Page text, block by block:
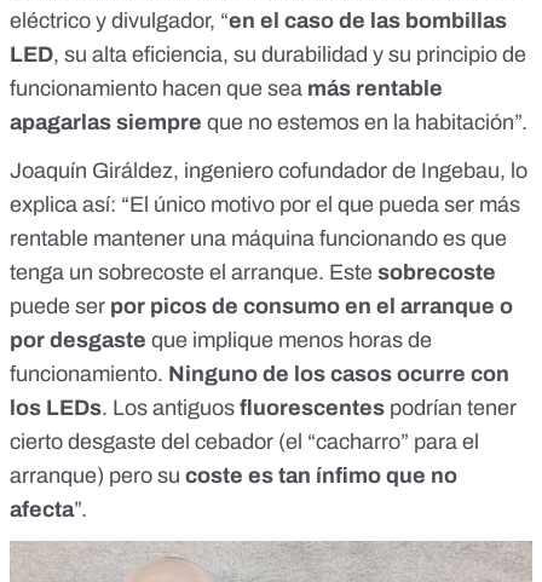
eléctrico y divulgador, “en el caso de las bombillas
LED, su alta eficiencia, su durabilidad y su principio de
funcionamiento hacen que sea más rentable
apagarlas siempre que no estemos en la habitación”.
Joaquín Giráldez, ingeniero cofundador de Ingebau, lo
explica así: “El único motivo por el que pueda ser más
rentable mantener una máquina funcionando es que
tenga un sobrecoste el arranque. Este sobrecoste
puede ser por picos de consumo en el arranque o
por desgaste que implique menos horas de
funcionamiento. Ninguno de los casos ocurre con
los LEDs. Los antiguos fluorescentes podrían tener
cierto desgaste del cebador (el “cacharro” para el
arranque) pero su coste es tan ínfimo que no
afecta”.